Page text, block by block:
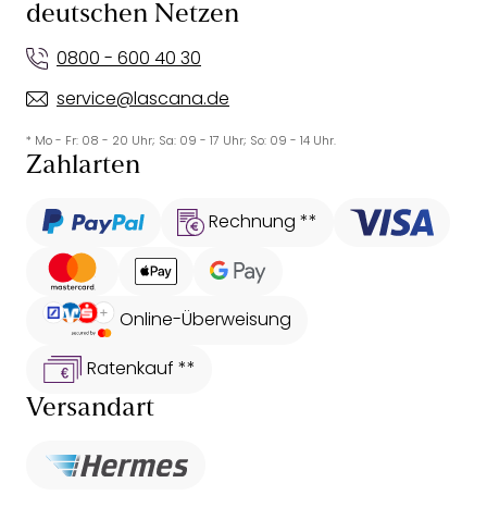
deutschen Netzen
0800 - 600 40 30
service@lascana.de
* Mo - Fr: 08 - 20 Uhr; Sa: 09 - 17 Uhr; So: 09 - 14 Uhr.
Zahlarten
Rechnung **
Online-Überweisung
Ratenkauf **
Versandart